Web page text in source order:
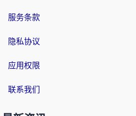
服务条款
隐私协议
应用权限
联系我们